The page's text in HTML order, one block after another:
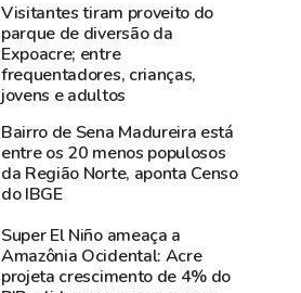
Visitantes tiram proveito do
parque de diversão da
Expoacre; entre
frequentadores, crianças,
jovens e adultos
Bairro de Sena Madureira está
entre os 20 menos populosos
da Região Norte, aponta Censo
do IBGE
Super El Niño ameaça a
Amazônia Ocidental: Acre
projeta crescimento de 4% do